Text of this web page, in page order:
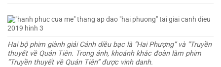
Hai bộ phim giành giải Cánh diều bạc là “Hai Phượng” và “Truyền
thuyết về Quán Tiên. Trong ảnh, khoảnh khắc đoàn làm phim
“Truyền thuyết về Quán Tiên” được vinh danh.